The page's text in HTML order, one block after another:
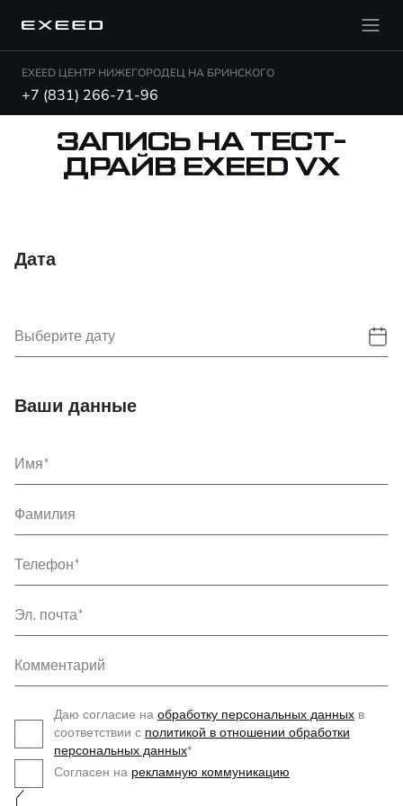
EXEED ЦЕНТР НИЖЕГОРОДЕЦ НА БРИНСКОГО
+7 (831) 266-71-96
ЗАПИСЬ НА ТЕСТ-
ДРАЙВ EXEED VX
Дата
Выберите дату
Ваши данные
Имя
Фамилия
Телефон
Эл. почта
Комментарий
Даю согласие на обработку персональных данных в
соответствии с политикой в отношении обработки
персональных данных*
Согласен на рекламную коммуникацию